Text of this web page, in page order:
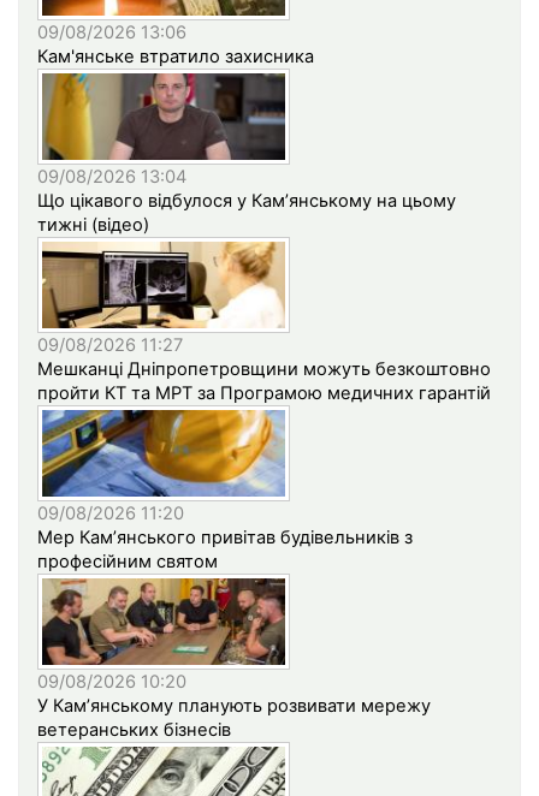
09/08/2026 13:06
Кам'янське втратило захисника
09/08/2026 13:04
Що цікавого відбулося у Кам’янському на цьому
тижні (відео)
09/08/2026 11:27
Мешканці Дніпропетровщини можуть безкоштовно
пройти КТ та МРТ за Програмою медичних гарантій
09/08/2026 11:20
Мер Кам’янського привітав будівельників з
професійним святом
09/08/2026 10:20
У Кам’янському планують розвивати мережу
ветеранських бізнесів